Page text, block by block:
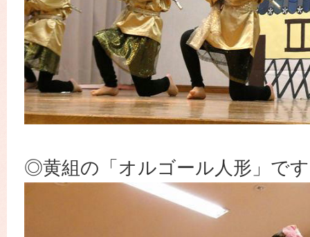
◎黄組の「オルゴール人形」で